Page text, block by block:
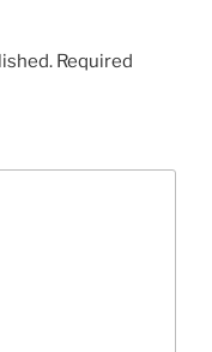
Required